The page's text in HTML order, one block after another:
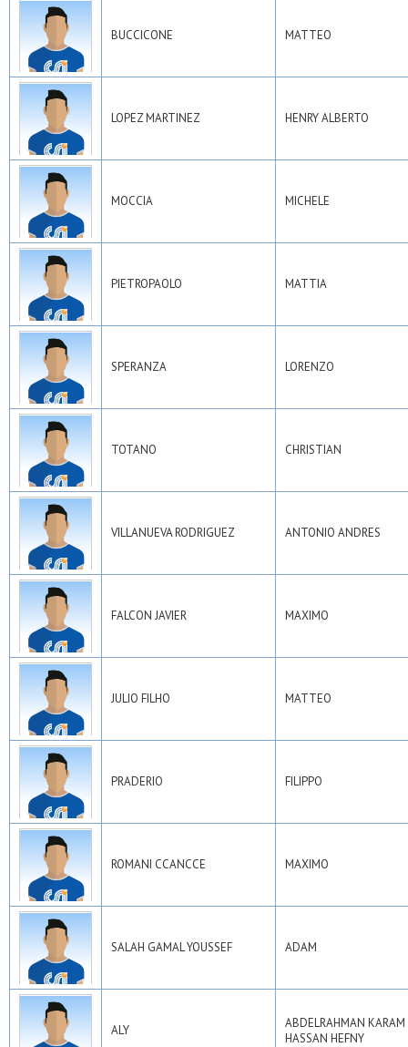
BUCCICONE MATTEO
LOPEZ MARTINEZ HENRY ALBERTO
MOCCIA MICHELE
PIETROPAOLO MATTIA
SPERANZA LORENZO
TOTANO CHRISTIAN
VILLANUEVA RODRIGUEZ ANTONIO ANDRES
FALCON JAVIER MAXIMO
JULIO FILHO MATTEO
PRADERIO FILIPPO
ROMANI CCANCCE MAXIMO
SALAH GAMAL YOUSSEF ADAM
ALY
ABDELRAHMAN KARAM
HASSAN HEFNY